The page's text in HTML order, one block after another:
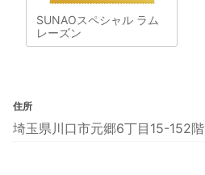
SUNAOスペシャル ラム
レーズン
住所
埼玉県川口市元郷6丁目15-152階